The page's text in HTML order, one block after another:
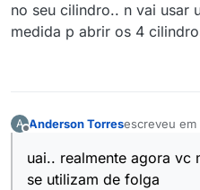
no seu cilindro.. n vai usar
medida p abrir os 4
A Anderson Torresescreveu em
última edição
uai.. realmente agora vc
se utilizam de folga